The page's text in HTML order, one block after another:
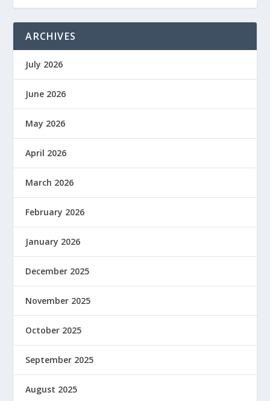
ARCHIVES
July 2026
June 2026
May 2026
April 2026
March 2026
February 2026
January 2026
December 2025
November 2025
October 2025
September 2025
August 2025